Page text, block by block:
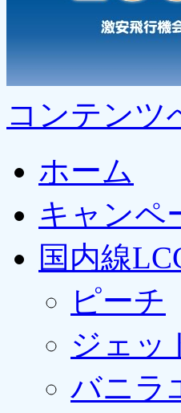
コンテンツ
ホーム
キャンペ
国内線
ピーチ
ジェッ
バニラ